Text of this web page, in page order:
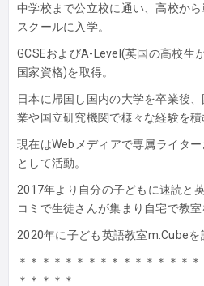
中学校まで公立校に通い、高校か
スクールに入学。
GCSEおよびA-Level(英国の高校生
国家資格)を取得。
日本に帰国し国内の大学を卒業後、
業や国立研究機関で様々な経験を積
現在はWebメディアで専属ライタ
と して活動。
2017年より自分の子どもに速読と
コミで生徒さんが集まり自宅で教室
2020年に子ども英語教室m.Cubeを
＊＊＊＊＊＊＊＊＊＊＊＊＊＊＊
＊＊ ＊＊＊